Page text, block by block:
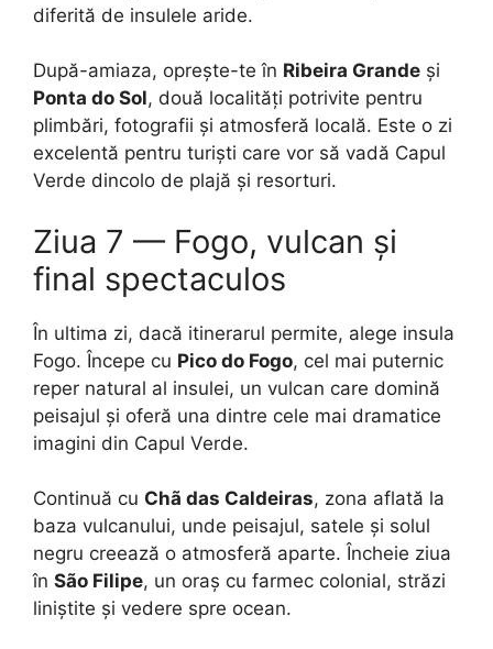
diferită de insulele aride.
După-amiaza, oprește-te în Ribeira Grande și
Ponta do Sol, două localități potrivite pentru
plimbări, fotografii și atmosferă locală. Este o zi
excelentă pentru turiști care vor să vadă Capul
Verde dincolo de plajă și resorturi.
Ziua 7 — Fogo, vulcan și
final spectaculos
În ultima zi, dacă itinerarul permite, alege insula
Fogo. Începe cu Pico do Fogo, cel mai puternic
reper natural al insulei, un vulcan care domină
peisajul și oferă una dintre cele mai dramatice
imagini din Capul Verde.
Continuă cu Chã das Caldeiras, zona aflată la
baza vulcanului, unde peisajul, satele și solul
negru creează o atmosferă aparte. Încheie ziua
în São Filipe, un oraș cu farmec colonial, străzi
liniștite și vedere spre ocean.